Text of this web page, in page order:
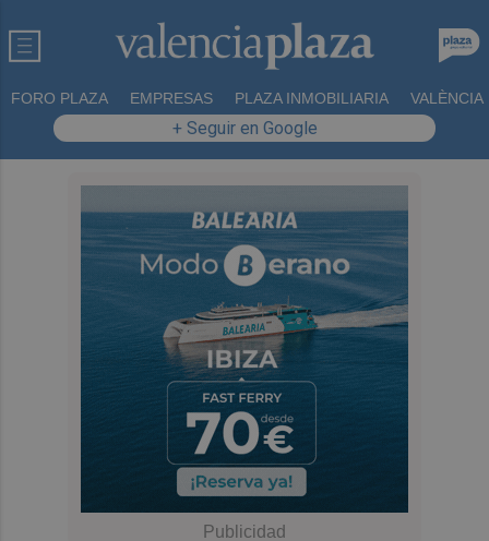
FORO PLAZA EMPRESAS PLAZA INMOBILIARIA VALÈNCIA
+ Seguir en Google